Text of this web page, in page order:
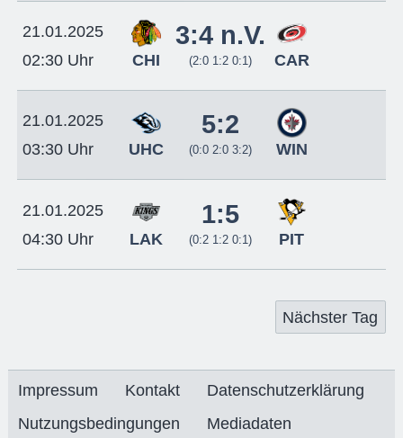
21.01.2025
02:30 Uhr
CHI
3:4 n.V.
(2:0 1:2 0:1) CAR
21.01.2025
03:30 Uhr
UHC
5:2
(0:0 2:0 3:2) WIN
21.01.2025
04:30 Uhr
LAK
1:5
(0:2 1:2 0:1) PIT
Nächster Tag
Impressum Kontakt
Datenschutzerklärung
Nutzungsbedingungen
Mediadaten